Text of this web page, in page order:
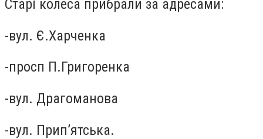
Старі колеса прибрали за адресами:
-вул. Є.Харченка
-просп П.Григоренка
-вул. Драгоманова
-вул. Припʼятська.